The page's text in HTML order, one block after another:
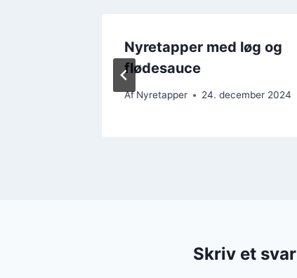
Nyretapper med løg og
flødesauce
Af Nyretapper 24. december 2024
Skriv et svar